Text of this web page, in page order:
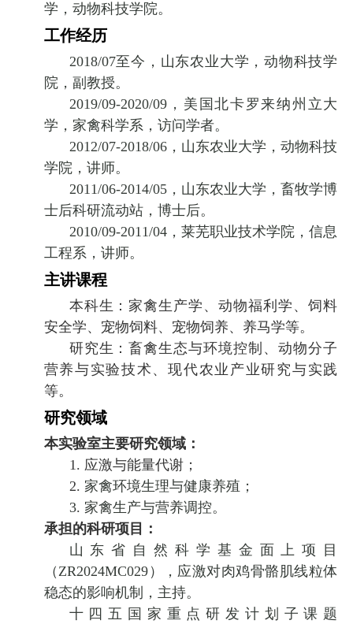
学，动物科技学院。
工作经历
2018/07至今，山东农业大学，动物科技学
院，副教授。
2019/09-2020/09，美国北卡罗来纳州立大
学，家禽科学系，访问学者。
2012/07-2018/06，山东农业大学，动物科技
学院，讲师。
2011/06-2014/05，山东农业大学，畜牧学博
士后科研流动站，博士后。
2010/09-2011/04，莱芜职业技术学院，信息
工程系，讲师。
主讲课程
本科生：家禽生产学、动物福利学、饲料
安全学、宠物饲料、宠物饲养、养马学等。
研究生：畜禽生态与环境控制、动物分子
营养与实验技术、现代农业产业研究与实践
等。
研究领域
本实验室主要研究领域：
1. 应激与能量代谢；
2. 家禽环境生理与健康养殖；
3. 家禽生产与营养调控。
承担的科研项目：
山东省自然科学基金面上项目
（ZR2024MC029 ），应激对肉鸡骨骼肌线粒体
稳态的影响机制，主持。
十四五国家重点研发计划子课题